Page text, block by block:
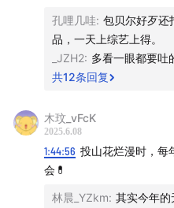
为什么选择液体钙？​
• 5大核心优势​
◦ 钙+维生素D3+维生素K2
孔哩几哇: 包贝尔好歹还
品，一天上综艺上得。
_JZH2: 多看一眼都要吐
共12条回复
木玟_vFcK
2025.6.08
1:44:56 投山花烂漫时，每
会💊
林晨_YZkm: 其实今年的